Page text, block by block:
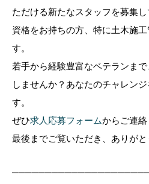
ただける新たなスタッフを募集し
資格をお持ちの方、特に土木施
す。
若手から経験豊富なベテランま
しませんか？あなたのチャレン
す。
ぜひ求人応募フォームからご連絡
最後までご覧いただき、ありがと